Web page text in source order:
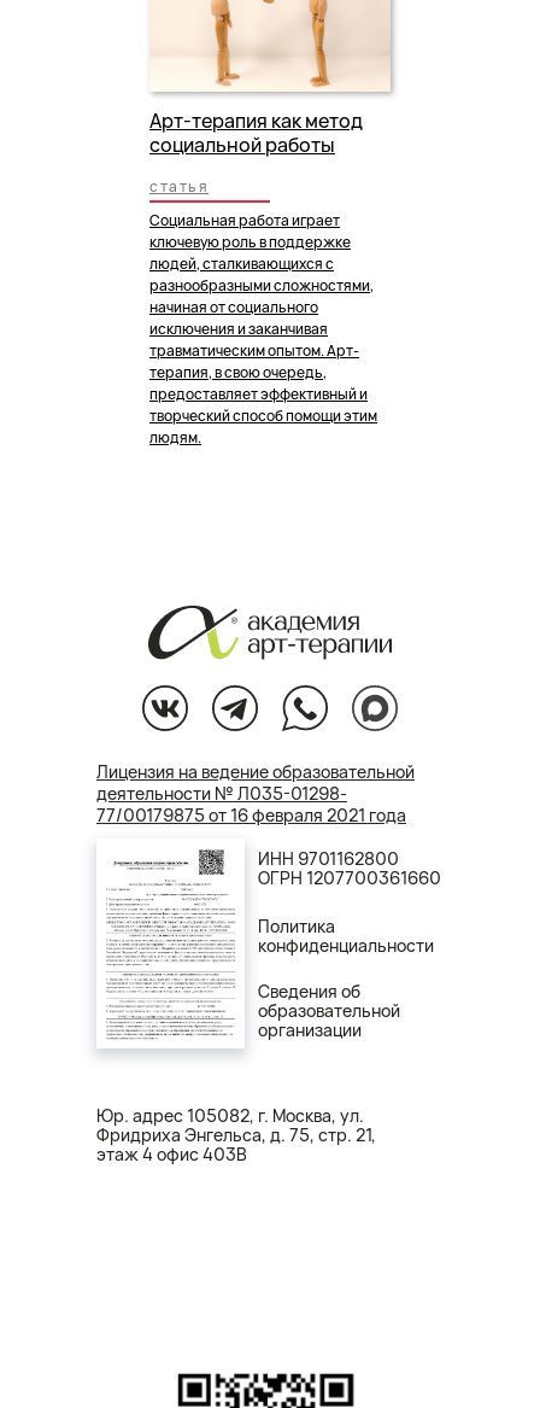
Арт-терапия как метод
социальной работы
Социальная работа играет
ключевую роль в поддержке
людей, сталкивающихся с
разнообразными сложностями,
начиная от социального
исключения и заканчивая
травматическим опытом. Арт-
терапия, в свою очередь,
предоставляет эффективный и
творческий способ помощи этим
людям.
статья
ИНН 9701162800
ОГРН 1207700361660
Сведения об
образовательной
организации
Лицензия на ведение образовательной
деятельности № Л035-01298-
77/00179875 от 16 февраля 2021 года
Политика
конфиденциальности
Юр. адрес 105082, г. Москва, ул.
Фридриха Энгельса, д. 75, стр. 21,
этаж 4 офис 403В